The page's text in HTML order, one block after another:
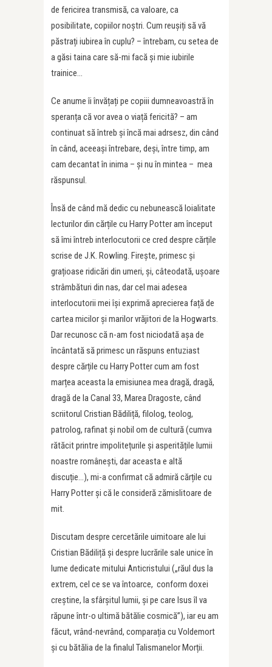
de fericirea transmisă, ca valoare, ca
posibilitate, copiilor noștri. Cum reușiți să vă
păstrați iubirea în cuplu? – întrebam, cu setea de
a găsi taina care să-mi facă și mie iubirile
trainice…
Ce anume îi învățați pe copiii dumneavoastră în
speranța că vor avea o viață fericită? – am
continuat să întreb și încă mai adrsesz, din când
în când, aceeași întrebare, deși, între timp, am
cam decantat în inima – și nu în mintea – mea
răspunsul.
Însă de când mă dedic cu nebunească loialitate
lecturilor din cărțile cu Harry Potter am început
să îmi întreb interlocutorii ce cred despre cărțile
scrise de J.K. Rowling. Firește, primesc și
grațioase ridicări din umeri, și, câteodată, ușoare
strâmbături din nas, dar cel mai adesea
interlocutorii mei își exprimă aprecierea față de
cartea micilor și marilor vrăjitori de la Hogwarts.
Dar recunosc că n-am fost niciodată așa de
încântată să primesc un răspuns entuziast
despre cărțile cu Harry Potter cum am fost
marțea aceasta la emisiunea mea dragă, dragă,
dragă de la Canal 33, Marea Dragoste, când
scriitorul Cristian Bădiliță, filolog, teolog,
patrolog, rafinat și nobil om de cultură (cumva
rătăcit printre impolitețurile și asperitățile lumii
noastre românești, dar aceasta e altă
discuție…), mi-a confirmat că admiră cărțile cu
Harry Potter și că le consideră zămislitoare de
mit.
Discutam despre cercetările uimitoare ale lui
Cristian Bădiliță și despre lucrările sale unice în
lume dedicate mitului Anticristului („răul dus la
extrem, cel ce se va întoarce, conform doxei
creștine, la sfârșitul lumii, și pe care Isus îl va
răpune într-o ultimă bătălie cosmică”), iar eu am
făcut, vrând-nevrând, comparația cu Voldemort
și cu bătălia de la finalul Talismanelor Morții.